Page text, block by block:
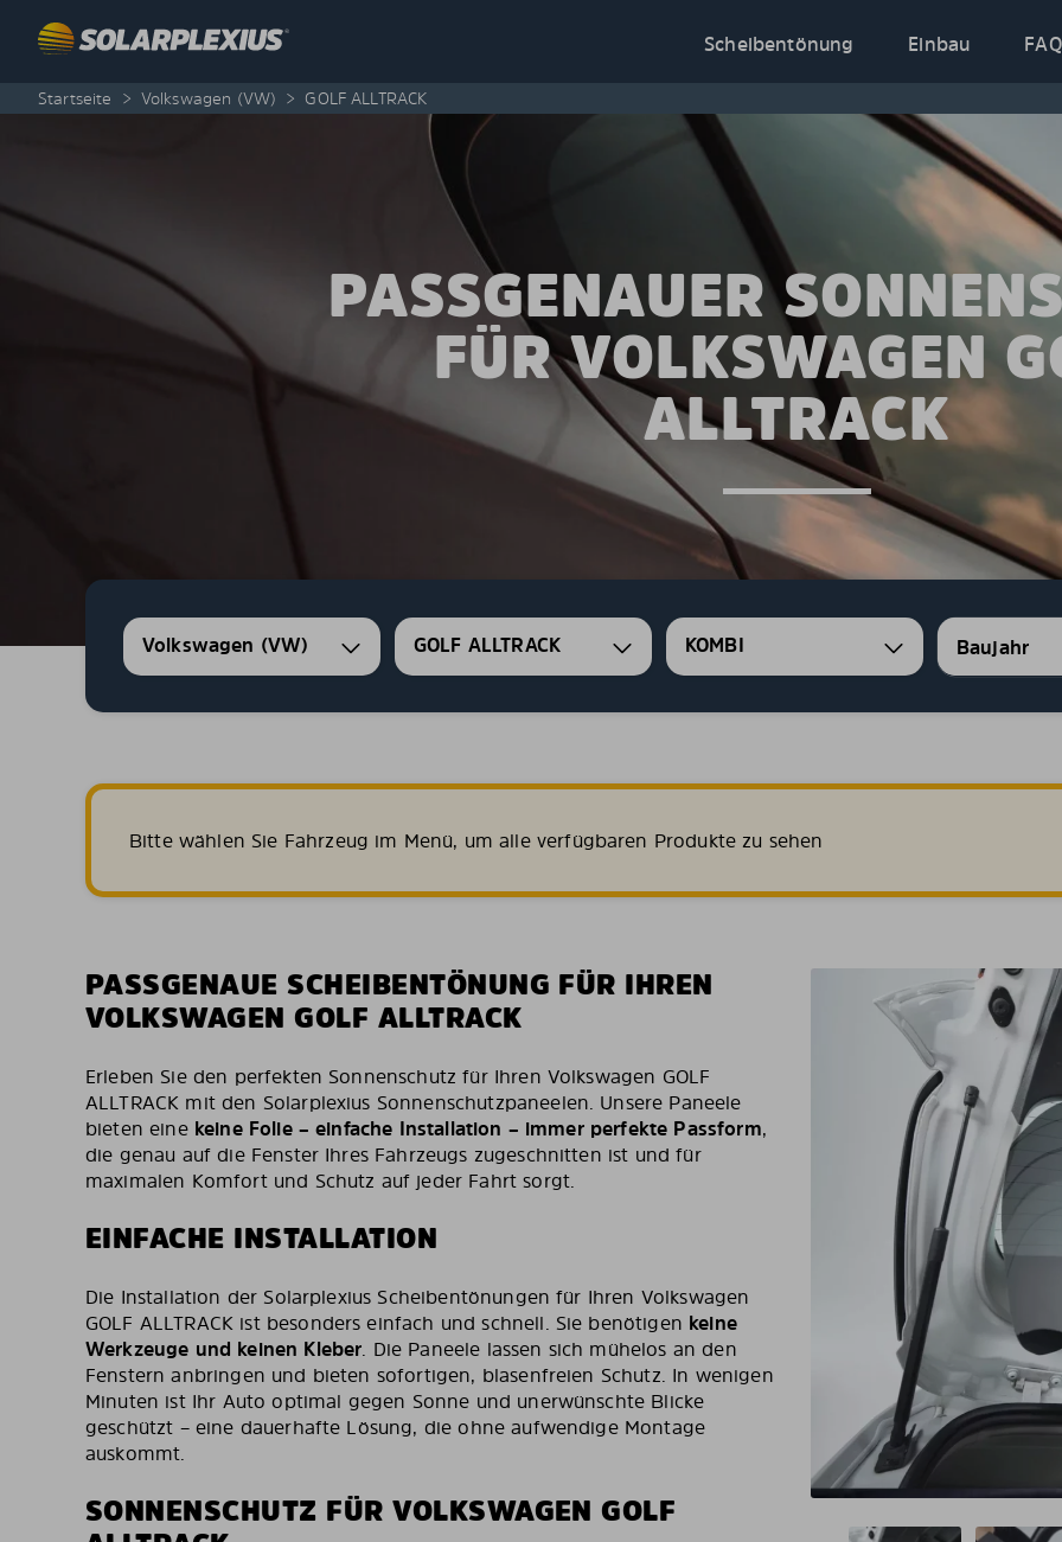
Scheibentönung
Einbau FAQ
Startseite > Volkswagen (VW) > GOLF ALLTRACK
PASSGENAUER
FÜR VOLKSWAGEN
ALLTRACK
Volkswagen (VW) GOLF ALLTRACK KOMBI
Bitte wählen Sie Fahrzeug im Menü, um alle verfügbaren Produkte zu sehen
PASSGENAUE SCHEIBENTÖNUNG FÜR IHREN
VOLKSWAGEN GOLF ALLTRACK
Erleben Sie den perfekten Sonnenschutz für Ihren Volkswagen GOLF
ALLTRACK mit den Solarplexius Sonnenschutzpaneelen. Unsere Paneele
bieten eine keine Folie – einfache Installation – immer perfekte Passform,
die genau auf die Fenster Ihres Fahrzeugs zugeschnitten ist und für
maximalen Komfort und Schutz auf jeder Fahrt sorgt.
EINFACHE INSTALLATION
Die Installation der Solarplexius Scheibentönungen für Ihren Volkswagen
GOLF ALLTRACK ist besonders einfach und schnell. Sie benötigen keine
Werkzeuge und keinen Kleber. Die Paneele lassen sich mühelos an den
Fenstern anbringen und bieten sofortigen, blasenfreien Schutz. In wenigen
Minuten ist Ihr Auto optimal gegen Sonne und unerwünschte Blicke
geschützt – eine dauerhafte Lösung, die ohne aufwendige Montage
auskommt.
SONNENSCHUTZ FÜR VOLKSWAGEN GOLF